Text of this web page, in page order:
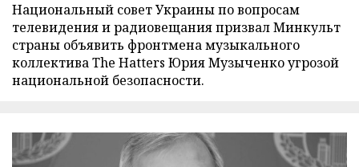
Национальный совет Украины по вопросам
телевидения и радиовещания призвал Минкульт
страны объявить фронтмена музыкального
коллектива The Hatters Юрия Музыченко угрозой
национальной безопасности.